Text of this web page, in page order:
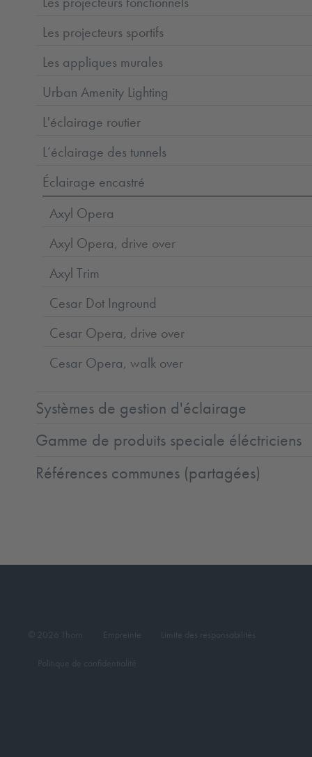
Les projecteurs sportifs
Les appliques murales
Urban Amenity Lighting
L'éclairage routier
L’éclairage des tunnels
Éclairage encastré
Axyl Opera
Axyl Opera, drive over
Axyl Trim
Cesar Dot Inground
Cesar Opera, drive over
Cesar Opera, walk over
Systèmes de gestion d'éclairage
Gamme de produits speciale éléctriciens
Références communes (partagées)